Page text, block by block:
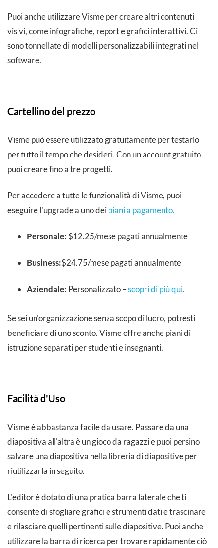
Puoi anche utilizzare Visme per creare altri contenuti
visivi, come infografiche, report e grafici interattivi. Ci
sono tonnellate di modelli personalizzabili integrati nel
software.
Cartellino del prezzo
Visme può essere utilizzato gratuitamente per testarlo
per tutto il tempo che desideri. Con un account gratuito
puoi creare fino a tre progetti.
Per accedere a tutte le funzionalità di Visme, puoi
eseguire l'upgrade a uno deipiani a pagamento.
Personale: $12.25/mese pagati annualmente
Business:$24.75/mese pagati annualmente
Aziendale: Personalizzato –scopri di più qui.
Se sei un'organizzazione senza scopo di lucro, potresti
beneficiare di uno sconto. Visme offre anche piani di
istruzione separati per studenti e insegnanti.
Facilità d'Uso
Visme è abbastanza facile da usare. Passare da una
diapositiva all'altra è un gioco da ragazzi e puoi persino
salvare una diapositiva nella libreria di diapositive per
riutilizzarla in seguito.
L'editor è dotato di una pratica barra laterale che ti
consente di sfogliare grafici e strumenti dati e trascinare
e rilasciare quelli pertinenti sulle diapositive. Puoi anche
utilizzare la barra di ricerca per trovare rapidamente ciò